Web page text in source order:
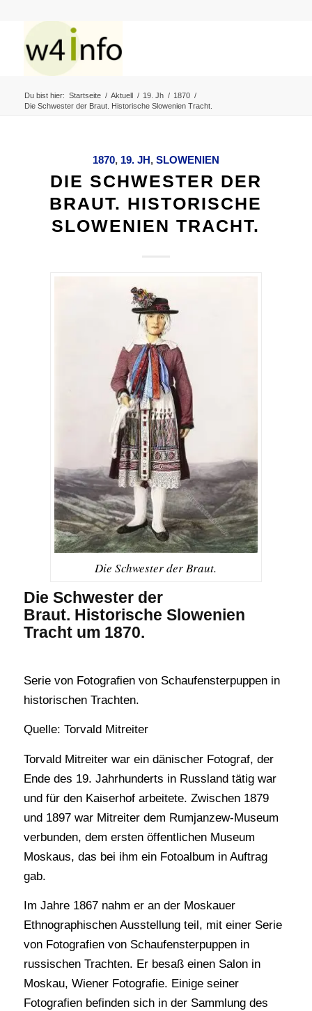
Du bist hier: Startseite / Aktuell / 19. Jh / 1870 /
Die Schwester der Braut. Historische Slowenien Tracht.
1870, 19. JH, SLOWENIEN
DIE SCHWESTER DER
BRAUT. HISTORISCHE
SLOWENIEN TRACHT.
Die Schwester der Braut.
Die Schwester der
Braut. Historische Slowenien
Tracht um 1870.
Serie von Fotografien von Schaufensterpuppen in
historischen Trachten.
Quelle: Torvald Mitreiter
Torvald Mitreiter war ein dänischer Fotograf, der
Ende des 19. Jahrhunderts in Russland tätig war
und für den Kaiserhof arbeitete. Zwischen 1879
und 1897 war Mitreiter dem Rumjanzew-Museum
verbunden, dem ersten öffentlichen Museum
Moskaus, das bei ihm ein Fotoalbum in Auftrag
gab.
Im Jahre 1867 nahm er an der Moskauer
Ethnographischen Ausstellung teil, mit einer Serie
von Fotografien von Schaufensterpuppen in
russischen Trachten. Er besaß einen Salon in
Moskau, Wiener Fotografie. Einige seiner
Fotografien befinden sich in der Sammlung des